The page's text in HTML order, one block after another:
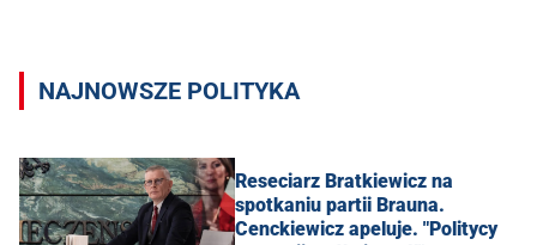
NAJNOWSZE POLITYKA
Reseciarz Bratkiewicz na
spotkaniu partii Brauna.
Cenckiewicz apeluje. "Politycy